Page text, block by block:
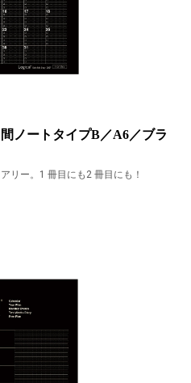
ノートタイプB／A6／ブラ
リー。1 冊目にも2 冊目にも！